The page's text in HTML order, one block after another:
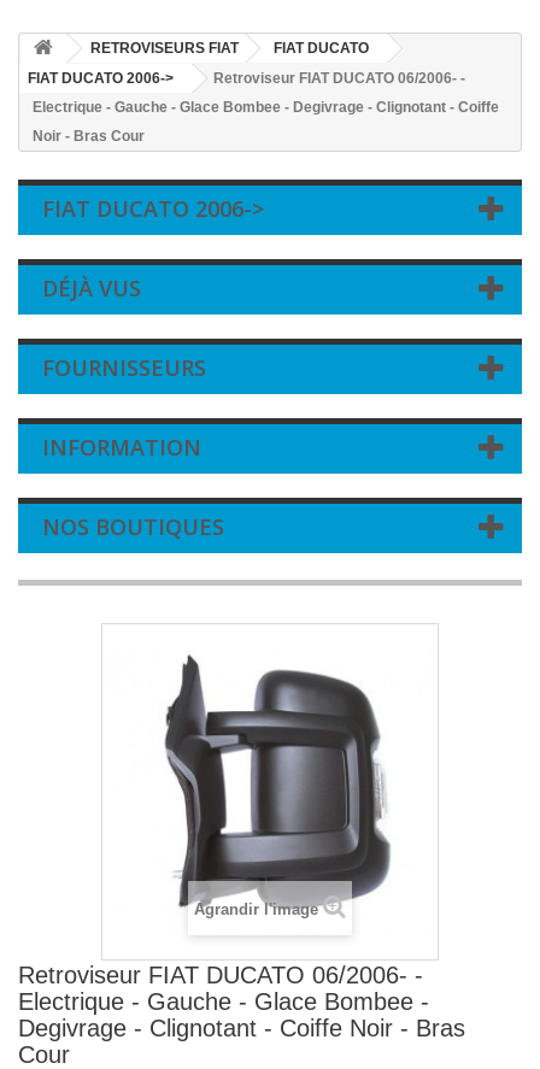
RETROVISEURS FIAT
FIAT DUCATO
FIAT DUCATO 2006->
Retroviseur FIAT DUCATO 06/2006- -
Electrique - Gauche - Glace Bombee - Degivrage - Clignotant - Coiffe
Noir - Bras Cour
FIAT DUCATO 2006->
DÉJÀ VUS
FOURNISSEURS
INFORMATION
NOS BOUTIQUES
Agrandir l'image
Retroviseur FIAT DUCATO 06/2006- -
Electrique - Gauche - Glace Bombee -
Degivrage - Clignotant - Coiffe Noir - Bras
Cour